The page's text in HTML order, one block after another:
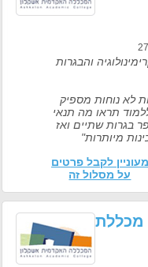
והבגרות
לא נוחות מספיק
תראו מה תנאי
בגרות שתיים ואז
מיותרות"
מעוניין לקבל פרטים
על מסלול זה
מכללת